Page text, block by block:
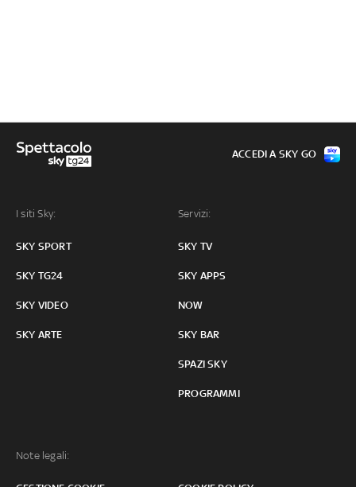
I siti Sky:
SKY SPORT
SKY TG24
SKY VIDEO
SKY ARTE
Servizi:
SKY TV
SKY APPS
NOW
SKY BAR
SPAZI SKY
PROGRAMMI
Note legali:
ACCEDI A SKY GO